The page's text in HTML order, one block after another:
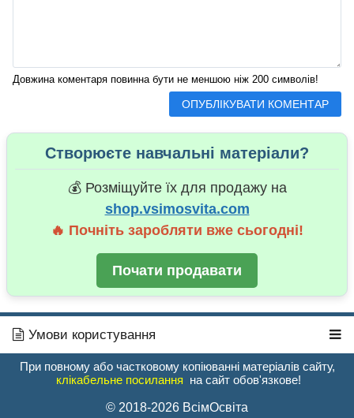
Довжина коментаря повинна бути не меншою ніж 200 символів!
Створюєте навчальні матеріали?
💰 Розміщуйте їх для продажу на
shop.vsimosvita.com
🔥 Почніть заробляти вже сьогодні!
Почати продавати
Умови користування
При повному або частковому копіюванні матеріалів сайту,
клікабельне посилання на сайт обов'язкове!
© 2018-2026 ВсімОсвіта